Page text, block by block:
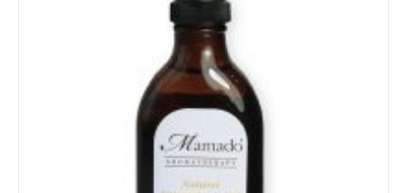
Details